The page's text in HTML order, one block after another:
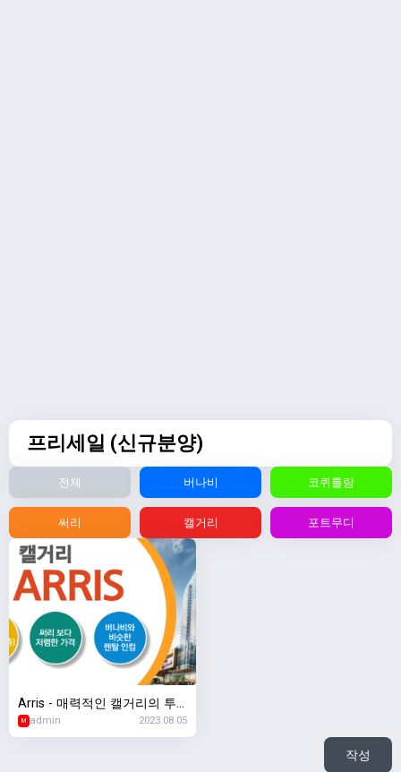
프리세일 (신규분양)
전체 버나비 코퀴틀람
써리 캘거리 포트무디
Arris - 매력적인 캘거리의 투
자용 프로젝트
M admin 2023.08.05
작성